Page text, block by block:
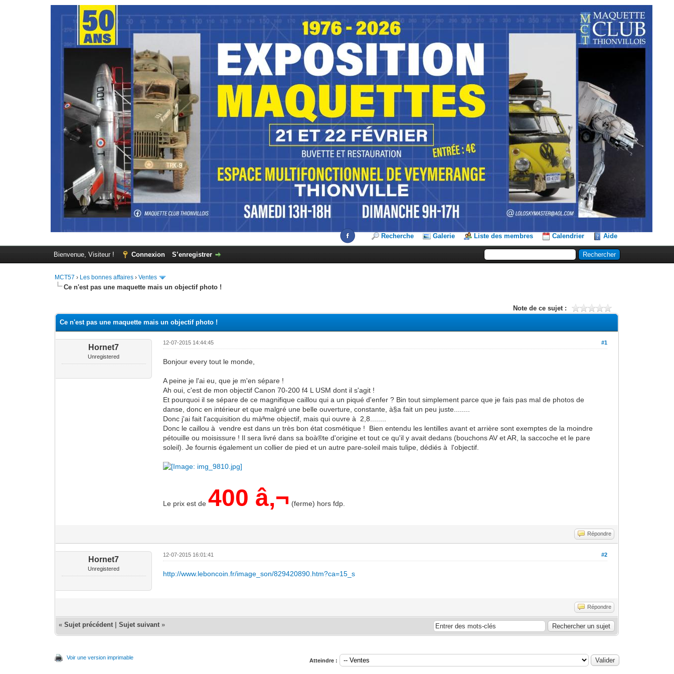
Recherche Galerie Liste des membres Calendrier Aide
Bienvenue, Visiteur ! Connexion S’enregistrer
MCT57 › Les bonnes affaires ›Ventes
Ce n'est pas une maquette mais un objectif photo !
Note de ce sujet :
Ce n'est pas une maquette mais un objectif photo !
Hornet7
Unregistered
#1
12-07-2015 14:44:45
Bonjour every tout le monde,
A peine je l'ai eu, que je m'en sépare !
Ah oui, c'est de mon objectif Canon 70-200 f4 L USM dont il s'agit !
Et pourquoi il se sépare de ce magnifique caillou qui a un piqué d'enfer ? Bin tout simplement parce que je fais pas mal de photos de
danse, donc en intérieur et que malgré une belle ouverture, constante, à§a fait un peu juste........
Donc j'ai fait l'acquisition du màªme objectif, mais qui ouvre à 2,8........
Donc le caillou à vendre est dans un très bon état cosmétique ! Bien entendu les lentilles avant et arrière sont exemptes de la moindre
pétouille ou moisissure ! Il sera livré dans sa boà®te d'origine et tout ce qu'il y avait dedans (bouchons AV et AR, la saccoche et le pare
soleil). Je fournis également un collier de pied et un autre pare-soleil mais tulipe, dédiés à l'objectif.
Le prix est de400 â‚¬ (ferme) hors fdp.
Répondre
Hornet7
Unregistered
#2
12-07-2015 16:01:41
http://www.leboncoin.fr/image_son/829420890.htm?ca=15_s
Répondre
«Sujet précédent |Sujet suivant »
Voir une version imprimable Atteindre :